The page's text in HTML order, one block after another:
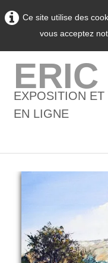
Ce site utilise des
vous acceptez
ERIC
EXPOSITION
EN LIGNE
L'artiste▼